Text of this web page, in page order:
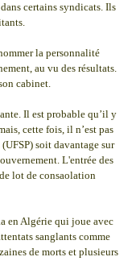
certains syndicats. Ils
la personnalité
au vu des résultats.
cabinet.
Il est probable qu’il y
cette fois, il n’est pas
soit davantage sur
L'entrée des
lot de consaolation
en Algérie qui joue avec
sanglants comme
de morts et plusieurs